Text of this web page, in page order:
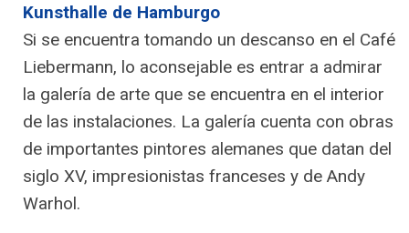
Kunsthalle de Hamburgo
Si se encuentra tomando un descanso en el Café
Liebermann, lo aconsejable es entrar a admirar
la galería de arte que se encuentra en el interior
de las instalaciones. La galería cuenta con obras
de importantes pintores alemanes que datan del
siglo XV, impresionistas franceses y de Andy
Warhol.